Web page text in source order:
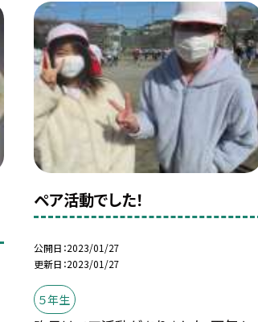
ペア活動でした！
公開日 2023/01/27
更新日 2023/01/27
５年生